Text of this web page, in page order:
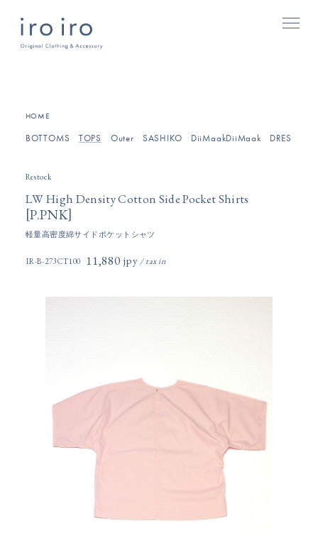
HOME
BOTTOMS TOPS Outer SASHIKO DiiMaakDiiMaak DRESSES/
Restock
LW High Density Cotton Side Pocket Shirts
[P.PNK]
軽量高密度綿サイドポケットシャツ
IR-B-273CT100 11,880円(税込)